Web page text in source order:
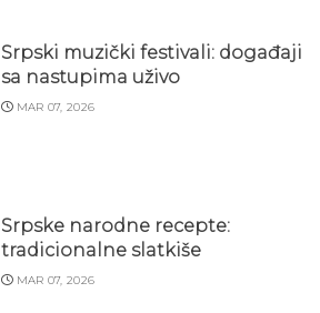
Srpski muzički festivali: događaji
sa nastupima uživo
MAR 07, 2026
Srpske narodne recepte:
tradicionalne slatkiše
MAR 07, 2026